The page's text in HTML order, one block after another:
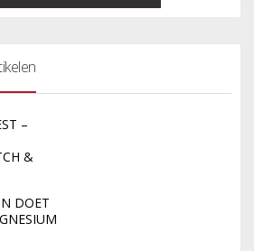
–
&
DOET